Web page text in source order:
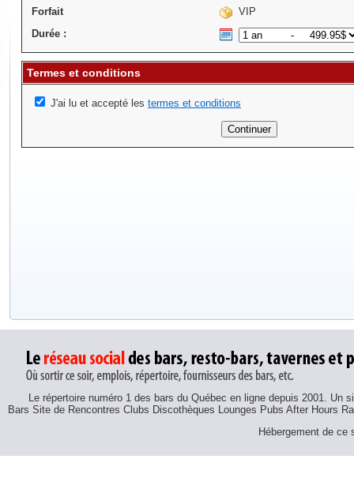
Forfait
VIP
Durée :
Termes et conditions
J'ai lu et accepté les termes et conditions
Le répertoire numéro 1 des bars du Québec en ligne depuis 2001.
Bars Site de Rencontres Clubs Discothèques Lounges Pubs After Hours
Hébergement de ce